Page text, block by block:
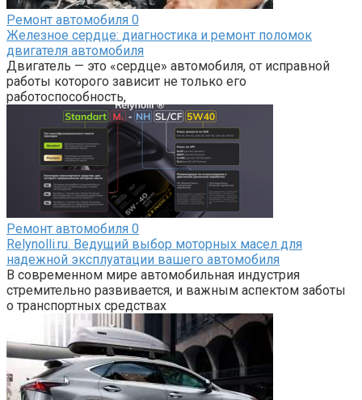
Ремонт автомобиля 0
Железное сердце: диагностика и ремонт поломок
двигателя автомобиля
Двигатель — это «сердце» автомобиля, от исправной
работы которого зависит не только его
работоспособность,
Ремонт автомобиля 0
Relynolli.ru. Ведущий выбор моторных масел для
надежной эксплуатации вашего автомобиля
В современном мире автомобильная индустрия
стремительно развивается, и важным аспектом заботы
о транспортных средствах